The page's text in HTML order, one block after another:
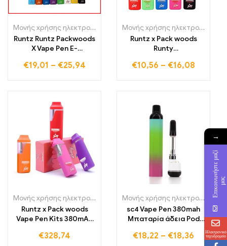
Μονής χρήσης ηλεκτρονικά τσιγάρα ,Μιας χρήσης ηλεκτρονικά
Runtz Runtz Packwoods
X Vape Pen Ε-
επαναφορτιζόμενη
€19,01 – €25,94
Μονής χρήσης ηλεκτρονικά τσιγάρα Πολωνία
Runtz x Pack woods
Runty
Στυλό Τσιγάρα Vapes
€10,56 – €16,08
Μονής χρήσης ηλεκτρονικά τσιγάρα ,Μιας χρήσης ηλεκτρονικά
Runtz x Pack woods
Vape Pen Kits 380mAh
€328,74
Μονής χρήσης ηλεκτρονικά τσιγάρα Πολωνία
sc4 Vape Pen 380mah
Μπαταρία άδεια Pod
€18,22 – €18,36
→
Ε
π
ι
κ
ο
ι
ν ω
ν
ή
σ
τ
ε
μ
α
ζ
ί
μ
α ς
Ηλεκτρονικό
ταχυδρομείο